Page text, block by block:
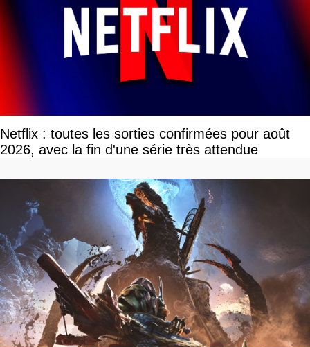
Netflix : toutes les sorties confirmées pour août
2026, avec la fin d'une série très attendue